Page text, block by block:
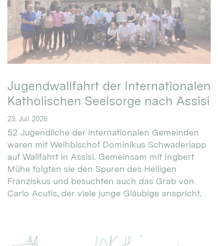
Jugendwallfahrt der Internationalen
Katholischen Seelsorge nach Assisi
23. Juli 2026
52 Jugendliche der internationalen Gemeinden
waren mit Weihbischof Dominikus Schwaderlapp
auf Wallfahrt in Assisi. Gemeinsam mit Ingbert
Mühe folgten sie den Spuren des Heiligen
Franziskus und besuchten auch das Grab von
Carlo Acutis, der viele junge Gläubige anspricht.